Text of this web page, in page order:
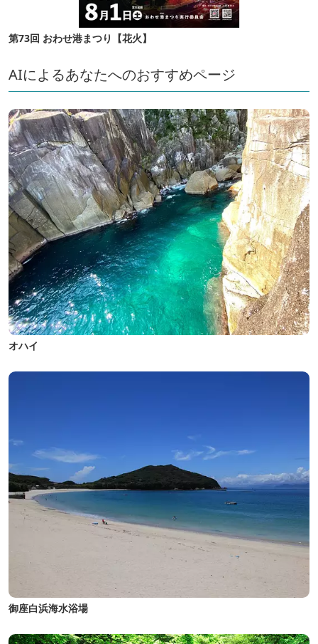
第73回 おわせ港まつり【花火】
AIによるあなたへのおすすめページ
オハイ
御座白浜海水浴場